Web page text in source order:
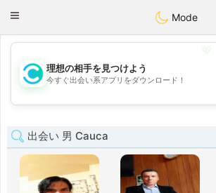
olombiaCitas
Toggle
Mode
💖
💕
理想の相手を見つけよう
今すぐ出会い系アプリをダウンロード！
出会い 男 Cauca